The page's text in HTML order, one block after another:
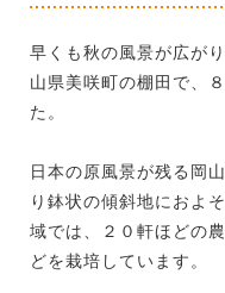
早くも秋の風景が広が
山県美咲町の棚田で、
た。
日本の原風景が残る岡
り鉢状の傾斜地におよ
域では、２０軒ほどの
どを栽培しています。